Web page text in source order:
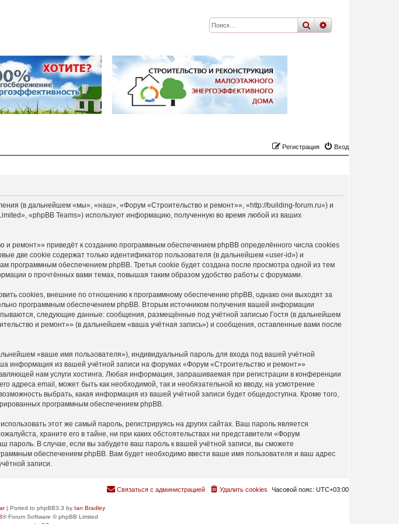
поискрасширенный
Вход
Регистрация
(в дальнейшем «мы», «наш», «Форум «Строительство и ремонт»», «http://building-forum.ru») и
«phpBB Teams») используют информацию, полученную во время любой из ваших
ремонт»» приведёт к созданию программным обеспечением phpBB определённого числа cookies
две cookie содержат только идентификатор пользователя (в дальнейшем «user-id») и
программным обеспечением phpBB. Третья cookie будет создана после просмотра одной из тем
о прочтённых вами темах, повышая таким образом удобство работы с форумами.
cookies, внешние по отношению к программному обеспечению phpBB, однако они выходят за
программным обеспечением phpBB. Вторым источником получения вашей информации
следующие данные: сообщения, размещённые под учётной записью Гостя (в дальнейшем
и ремонт»» (в дальнейшем «ваша учётная запись») и сообщения, оставленные вами после
«ваше имя пользователя»), индивидуальный пароль для входа под вашей учётной
информация из вашей учётной записи на форумах «Форум «Строительство и ремонт»»
нам услуги хостинга. Любая информация, запрашиваемая при регистрации в конференции
email, может быть как необходимой, так и необязательной ко вводу, на усмотрение
выбрать, какая информация из вашей учётной записи будет общедоступна. Кроме того,
программным обеспечением phpBB.
этот же самый пароль, регистрируясь на других сайтах. Ваш пароль является
храните его в тайне, ни при каких обстоятельствах ни представители «Форум
пароль. В случае, если вы забудете ваш пароль к вашей учётной записи, вы сможете
обеспечением phpBB. Вам будет необходимо ввести ваше имя пользователя и ваш адрес
записи.
Часовой пояс: UTC+03:00
Удалить cookies
Связаться с администрацией
| Ported to phpBB3.3 by Ian Bradley
® Forum Software © phpBB Limited